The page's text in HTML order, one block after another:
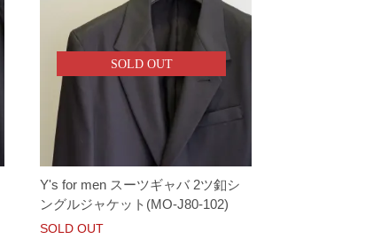
SOLD OUT
Y's for men スーツギャバ 2ツ釦シ
ングルジャケット(MO-J80-102)
SOLD OUT